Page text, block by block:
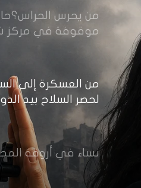
من يحرس
موقوفة في مركز
من العسكرة إلى
لحصر السلاح بيد
نساء في أروقة